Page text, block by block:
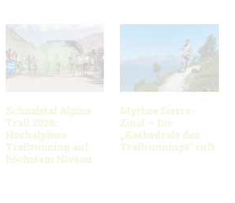
Schnalstal Alpine
Trail 2026:
Hochalpines
Trailrunning auf
höchstem Niveau
Mythos Sierre-
Zinal – Die
„Kathedrale des
Trailrunnings“ ruft